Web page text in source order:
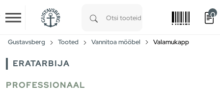
Skip to main content
0
Gustavsberg Tooted Vannitoa mööbel Valamukapp
ERATARBIJA
PROFESSIONAAL